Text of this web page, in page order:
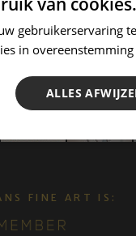
FINE ART IS:
gebruikerservaring
in
ALLES